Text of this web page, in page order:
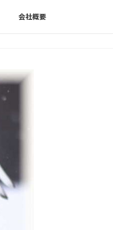
会社概要